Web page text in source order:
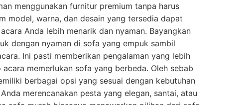
menggunakan furnitur premium tanpa harus
model, warna, dan desain yang tersedia dapat
Anda lebih menarik dan nyaman. Bayangkan
dengan nyaman di sofa yang empuk sambil
Ini pasti memberikan pengalaman yang lebih
acara memerlukan sofa yang berbeda. Oleh sebab
berbagai opsi yang sesuai dengan kebutuhan
merencanakan pesta yang elegan, santai, atau